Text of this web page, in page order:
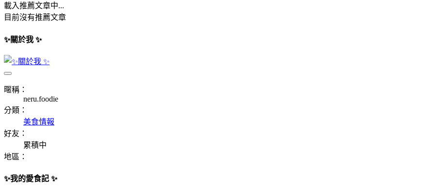
載入推薦文章中...
目前沒有推薦文章
✨關於我 ✨
暱稱：
neru.foodie
分類：
美食情報
好友：
累積中
地區：
✨我的愛食記 ✨